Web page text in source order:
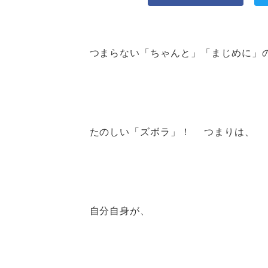
つまらない「ちゃんと」「まじめに」
たのしい「ズボラ」！ つまりは、
自分自身が、